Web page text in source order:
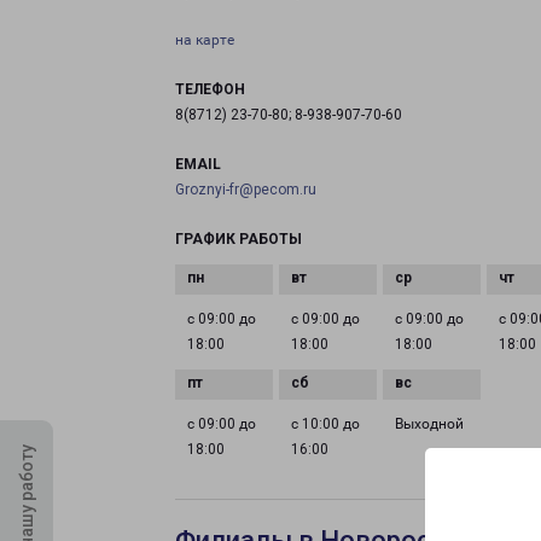
на карте
ТЕЛЕФОН
8(8712) 23-70-80; 8-938-907-70-60
EMAIL
Groznyi-fr@pecom.ru
ГРАФИК РАБОТЫ
с 09:00 до
18:00
с 09:00 до
18:00
с 09:00 до
18:00
с
18:00
с 09:00 до
18:00
с 10:00 до
16:00
Выходной